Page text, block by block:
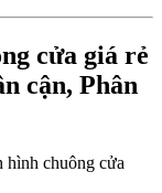
cửa giá rẻ
cận, Phân
hình chuông cửa